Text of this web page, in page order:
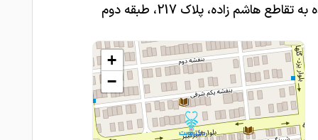
تقاطع هاشم زاده، پلاک 217، طبقه دوم
+
−